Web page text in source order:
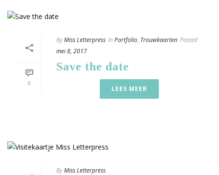
0
ByMiss Letterpress In Portfolio, Trouwkaarten Posted
mei 8, 2017
Save the date
LEES MEER
ByMiss Letterpress